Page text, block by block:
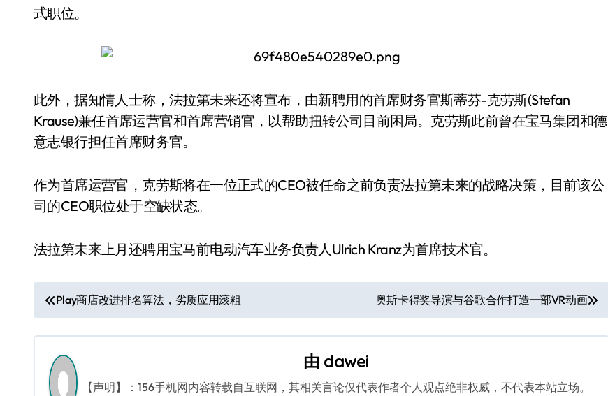
式职位。
此外，据知情人士称，法拉第未来还将宣布，由新聘用的首席财务官斯蒂芬-克劳斯(Stefan
Krause)兼任首席运营官和首席营销官，以帮助扭转公司目前困局。克劳斯此前曾在宝马集团和德
意志银行担任首席财务官。
作为首席运营官，克劳斯将在一位正式的CEO被任命之前负责法拉第未来的战略决策，目前该公
司的CEO职位处于空缺状态。
法拉第未来上月还聘用宝马前电动汽车业务负责人Ulrich Kranz为首席技术官。
文
章
导
航
Play商店改进排名算法，劣质应用滚粗 奥斯卡得奖导演与谷歌合作打造一部VR动画
由 dawei
【声明】：156手机网内容转载自互联网，其相关言论仅代表作者个人观点绝非权威，不代表本站立场。